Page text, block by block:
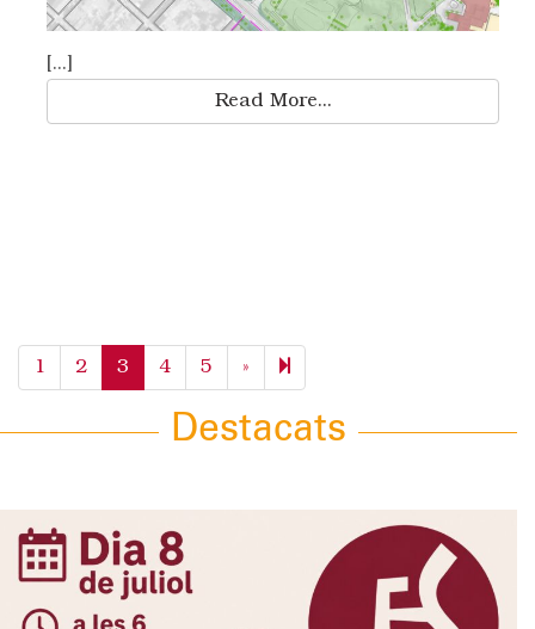
[...]
Read More...
1 2 3 4 5 » Next
page
Destacats